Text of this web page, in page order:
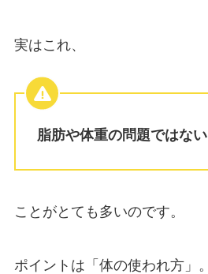
実はこれ、
脂肪や体重の問題ではない
ことがとても多いのです。
ポイントは「体の使われ方」。